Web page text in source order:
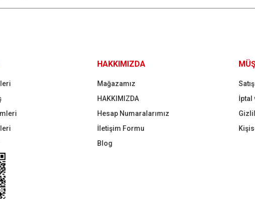
HAKKIMIZDA
Mağazamız
HAKKIMIZDA
Hesap Numaralarımız
İletişim Formu
Blog
İptal